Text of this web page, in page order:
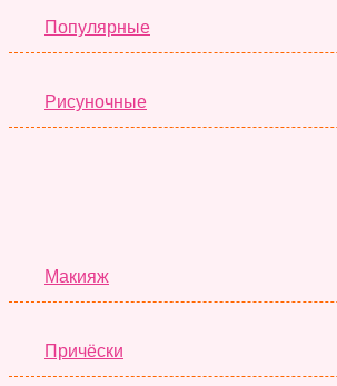
Популярные
Рисуночные
Макияж
Причёски